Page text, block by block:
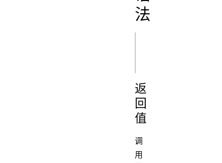
法
返
回
值
调
用